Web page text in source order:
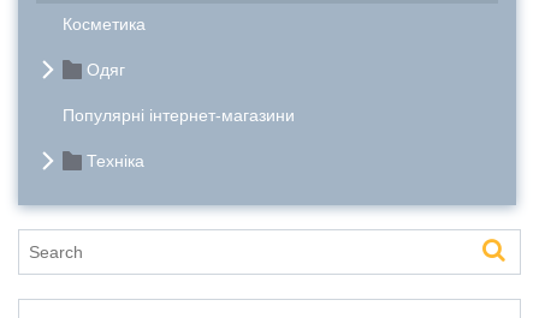
Косметика
Одяг
Популярні інтернет-магазини
Техніка